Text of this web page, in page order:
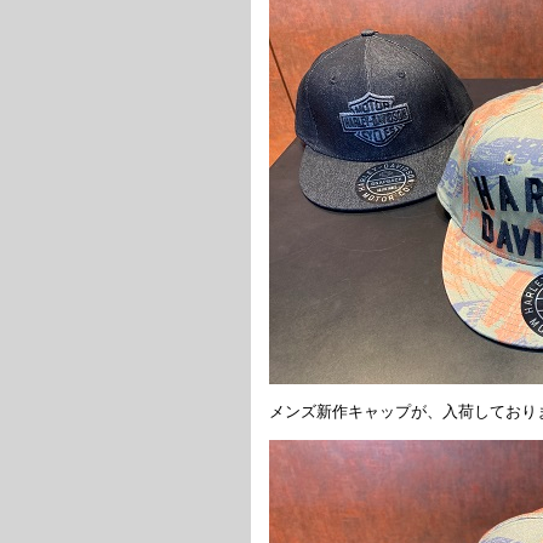
メンズ新作キャップが、入荷しており